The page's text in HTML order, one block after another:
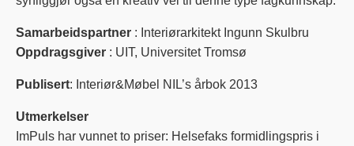
Samarbeidspartner : Interiørarkitekt Ingunn Skulbru
Oppdragsgiver : UIT, Universitet Tromsø
Publisert: Interiør&Møbel NIL’s årbok 2013
Utmerkelser
ImPuls har vunnet to priser: Helsefaks formidlingspris i